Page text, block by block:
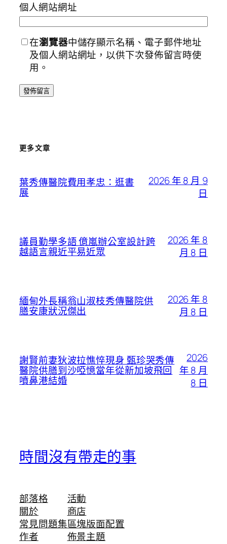
個人網站網址
在瀏覽器中儲存顯示名稱、電子郵件地址
及個人網站網址，以供下次發佈留言時使
用。
更多文章
葉秀傳醫院費用孝忠：逛書
展
2026 年 8 月 9
日
議員勤學多語 億嵐辦公室設計跨
越語言親近平易近眾
2026 年 8
月 8 日
緬甸外長稱翁山淑枝秀傳醫院供
膳安康狀況傑出
2026 年 8
月 8 日
謝賢前妻狄波拉憔悴現身 甄珍哭秀傳
醫院供膳到沙啞憶當年從新加坡飛回
噴鼻港結婚
2026
年 8 月
8 日
時間沒有帶走的事
部落格
關於
常見問題集
作者
活動
商店
區塊版面配置
佈景主題